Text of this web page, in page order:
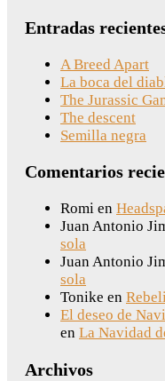
Entradas
A Breed Apart
La boca del
The Jurassic
The descent
Semilla negra
Comentarios
Romi en
Juan Antonio
sola
Juan Antonio
sola
Tonike en
El deseo de
en La Navidad
Archivos